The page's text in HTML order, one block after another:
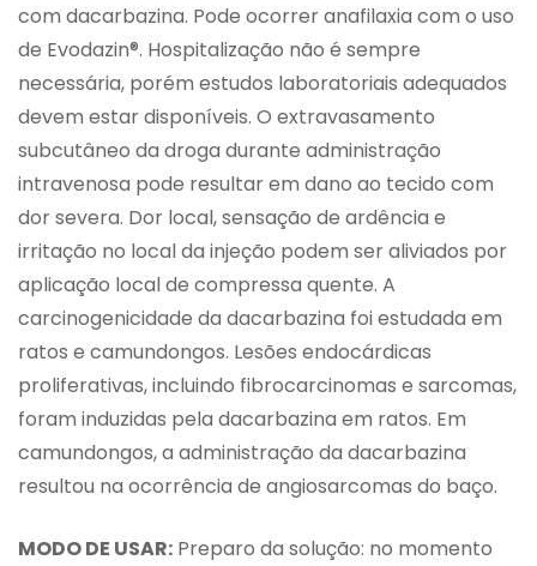
com dacarbazina. Pode ocorrer anafilaxia com o uso
de Evodazin®. Hospitalização não é sempre
necessária, porém estudos laboratoriais adequados
devem estar disponíveis. O extravasamento
subcutâneo da droga durante administração
intravenosa pode resultar em dano ao tecido com
dor severa. Dor local, sensação de ardência e
irritação no local da injeção podem ser aliviados por
aplicação local de compressa quente. A
carcinogenicidade da dacarbazina foi estudada em
ratos e camundongos. Lesões endocárdicas
proliferativas, incluindo fibrocarcinomas e sarcomas,
foram induzidas pela dacarbazina em ratos. Em
camundongos, a administração da dacarbazina
resultou na ocorrência de angiosarcomas do baço.
MODO DE USAR: Preparo da solução: no momento